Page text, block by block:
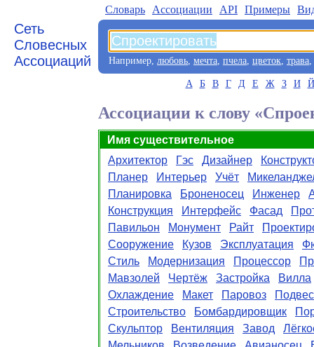
Сеть
Словесных
Ассоциаций
Словарь Aссоциации API Примеры
Например, любовь, мечта, пчела, цветок, трава,
А Б В Г Д Е Ж З И Й
Ассоциации к слову
Имя существительное
Архитектор
Гэс Дизайнер
Планер
Интерьер Учёт
Планировка
Броненосец Инженер
Конструкция
Интерфейс Фасад
Павильон
Монумент Райт
Сооружение
Кузов Эксплуатация
Стиль
Модернизация Процессор
Мавзолей
Чертёж Застройка
Вилла
Охлаждение
Макет Паровоз
Строительство
Бомбардировщик
Скульптор
Вентиляция Завод